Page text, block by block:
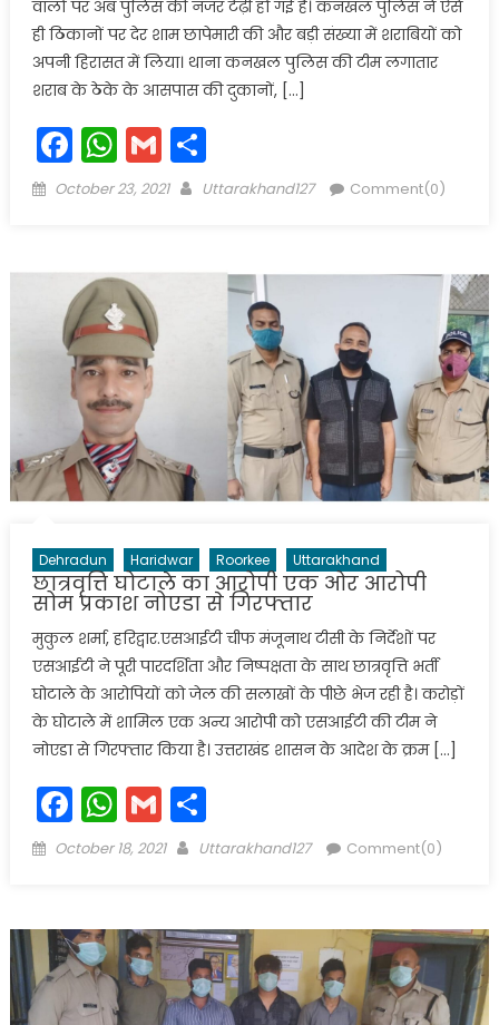
वालों पर अब पुलिस की नजर टेढ़ी हो गई है। कनखल पुलिस ने ऐसे
ही ठिकानों पर देर शाम छापेमारी की और बड़ी संख्या में शराबियों को ​
अपनी हिरासत में लिया। थाना कनखल पुलिस की टीम लगातार
शराब के ठेके के आसपास की दुकानों, […]
Facebook
WhatsApp
GmailShare
Posted
October 23, 2021 Author
Uttarakhand127 Comment(0)
Dehradun Haridwar Roorkee Uttarakhand
छात्रवृत्ति घोटाले का आरोपी एक ओर आरोपी
सोम प्रकाश नोएडा से गिरफ्तार
मुकुल शर्मा, हरिद्वार.एसआईटी चीफ मंजूनाथ टीसी के निर्देशों पर
एसआईटी ने पूरी पारदर्शिता और निष्पक्षता के साथ छात्रवृत्ति भर्ती
घोटाले के आरोपियों को जेल की सलाखों के पीछे भेज रही है। करोड़ों
के घोटाले में शामिल एक अन्य आरोपी को एसआईटी की टीम ने
नोएडा से गिरफ्तार किया है। उत्तराखंड शासन के आदेश के क्रम […]
Facebook
WhatsApp
GmailShare
Posted
October 18, 2021 Author
Uttarakhand127 Comment(0)